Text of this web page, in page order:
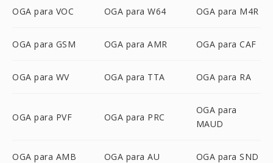
OGA para VOC OGA para W64 OGA para M4R
OGA para GSM OGA para AMR OGA para CAF
OGA para WV OGA para TTA OGA para RA
OGA para PVF OGA para PRC
OGA para
MAUD
OGA para AMB OGA para AU OGA para SND